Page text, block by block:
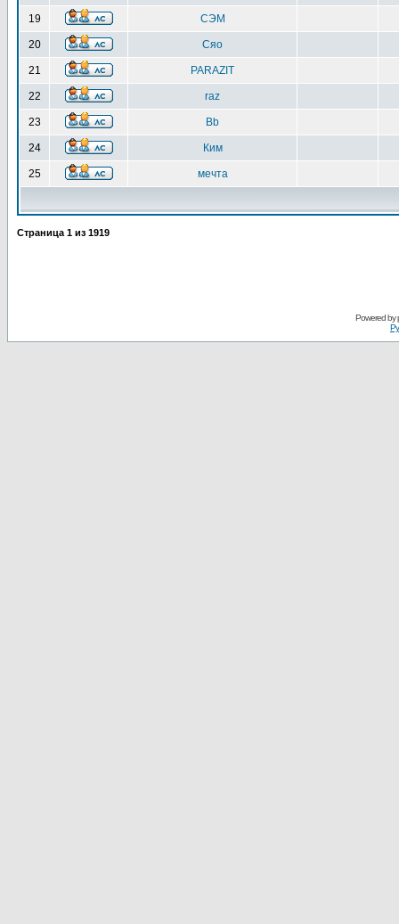
19 СЭМ
20 Сяо
21 PARAZIT
22 raz
23 Bb
24 Ким
25 мечта
Страница 1 из 1919
Powered by